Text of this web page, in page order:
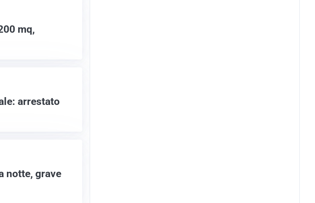
mq,
arrestato
notte, grave